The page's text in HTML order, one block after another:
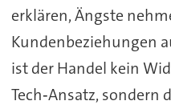
erklären, Ängste
Kundenbeziehungen
ist der Handel kein
Tech‑Ansatz, sondern